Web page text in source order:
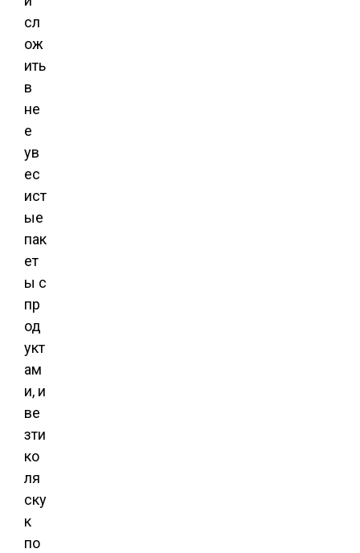
сл
ож
ить
в
не
е
ув
ес
ист
ые
пак
ет
ы с
пр
од
укт
ам
и, и
ве
зти
ко
ля
ску
к
по